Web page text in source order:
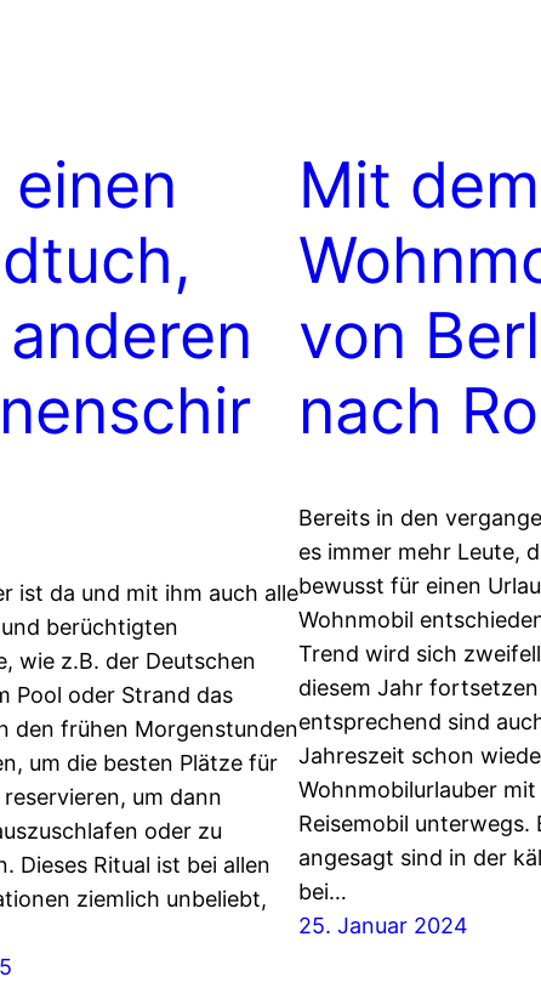
einen
ist da und mit ihm auch alle
berüchtigten
wie z.B. der Deutschen
Pool oder Strand das
den frühen Morgenstunden
um die besten Plätze für
um dann
oder zu
Dieses Ritual ist bei allen
ziemlich unbeliebt,
Mit dem
von
nach
Bereits in den
es immer mehr Leute,
bewusst für einen
Wohnmobil
Trend wird sich
diesem Jahr
entsprechend sind
Jahreszeit schon
Wohnmobilurlauber mit
Reisemobil unterwegs.
angesagt sind in der
bei…
25. Januar 2024